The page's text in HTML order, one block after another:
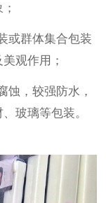
或群体集合包装
观作用；
蚀，较强防水，
玻璃等包装。